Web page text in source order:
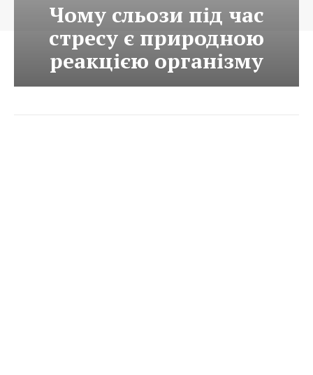
Чому сльози під час
стресу є природною
реакцією організму